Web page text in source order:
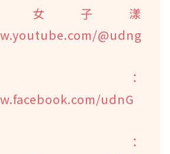
女子漾
@udng
：
udnG
：